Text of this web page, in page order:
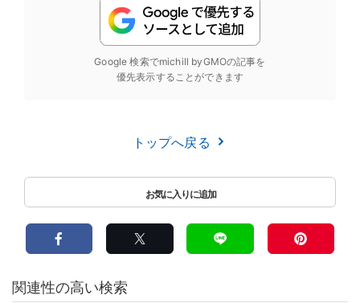
Google 検索でmichill byGMOの記事を
優先表示することができます
トップへ戻る